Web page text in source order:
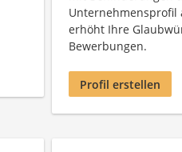
erhöht Ihre
Bewerbungen.
Profil erstellen